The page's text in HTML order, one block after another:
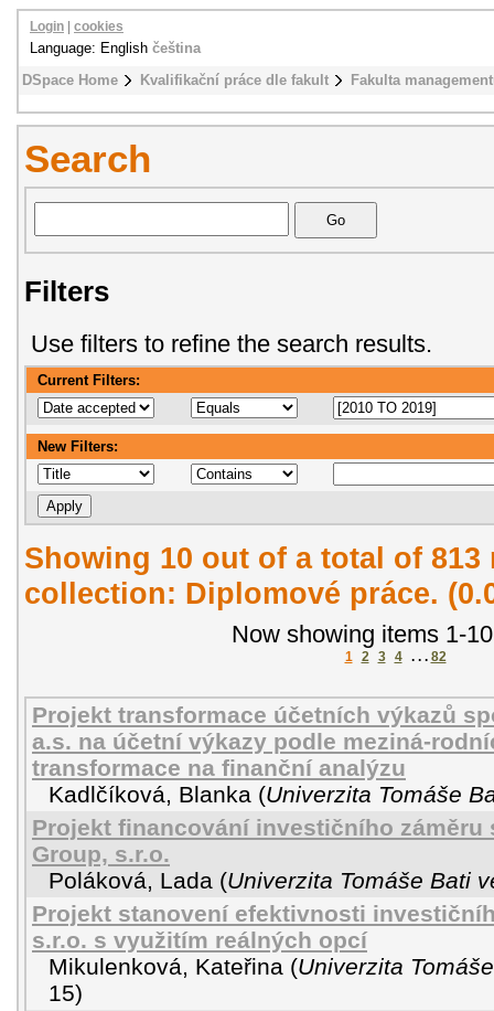
DSpace Home Kvalifikační práce dle fakult Fakulta
Login cookies
Language: English čeština
Search
Filters
Use filters to refine the search results.
Current Filters:
New Filters:
Showing 10 out of a total of
collection: Diplomové práce.
Now showing items 1-
1 2 3 4 . . . 82
Projekt transformace účetních výkazů
a.s. na účetní výkazy podle meziná-
transformace na finanční analýzu
Kadlčíková, Blanka (Univerzita Tomáše
Projekt financování investičního záměru
Group, s.r.o.
Poláková, Lada (Univerzita Tomáše Bati
Projekt stanovení efektivnosti
s.r.o. s využitím reálných opcí
Mikulenková, Kateřina (Univerzita
15)